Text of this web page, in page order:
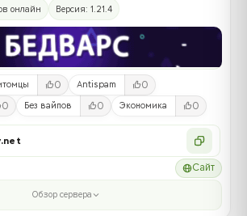
онлайн Версия: 1.21.4
0 Antispam 0
0 Без вайпов 0 Экономика 0
Сайт
Обзор сервера